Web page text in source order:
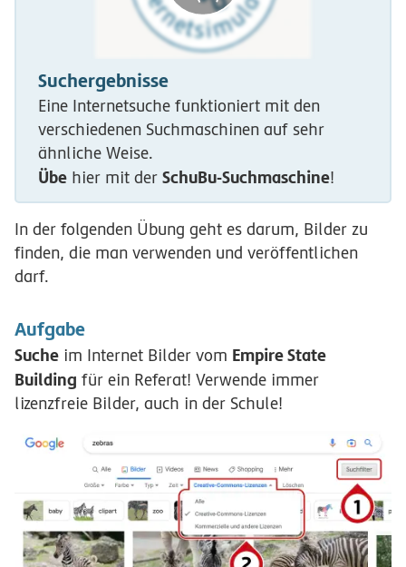
Suchergebnisse
Eine Internetsuche funktioniert mit den
verschiedenen Suchmaschinen auf sehr
ähnliche Weise.
Übe hier mit der SchuBu-Suchmaschine!
In der folgenden Übung geht es darum, Bilder zu
finden, die man verwenden und veröffentlichen
darf.
Aufgabe
Suche im Internet Bilder vom Empire State
Building für ein Referat! Verwende immer
lizenzfreie Bilder, auch in der Schule!